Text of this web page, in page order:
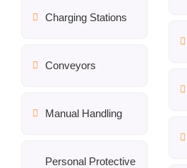
Charging Stations
Conveyors
Manual Handling
Personal Protective